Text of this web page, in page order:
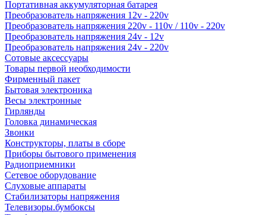
Портативная аккумуляторная батарея
Преобразователь напряжения 12v - 220v
Преобразователь напряжения 220v - 110v / 110v - 220v
Преобразователь напряжения 24v - 12v
Преобразователь напряжения 24v - 220v
Сотовые аксессуары
Товары первой необходимости
Фирменный пакет
Бытовая электроника
Весы электронные
Гирлянды
Головка динамическая
Звонки
Конструкторы, платы в сборе
Приборы бытового применения
Радиоприемники
Сетевое оборудование
Слуховые аппараты
Стабилизаторы напряжения
Телевизоры.бумбоксы